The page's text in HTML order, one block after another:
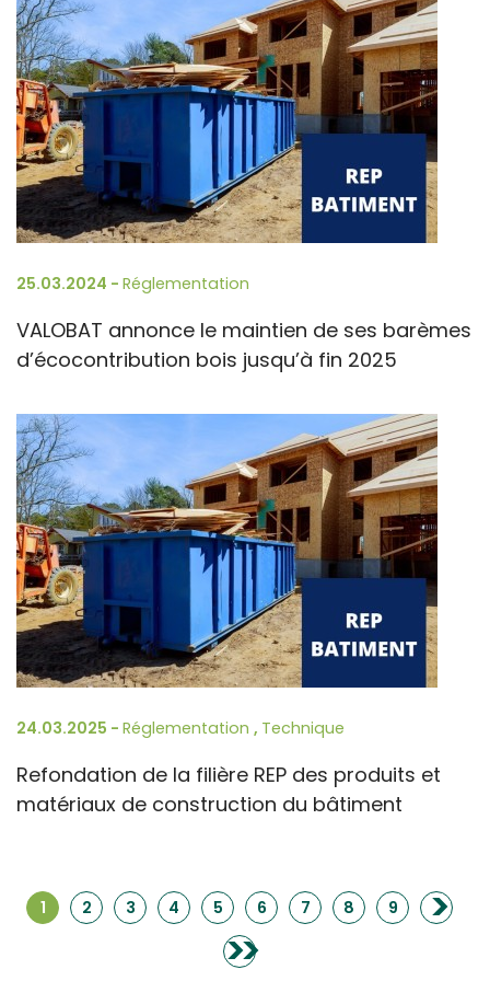
25.03.2024 - Réglementation
VALOBAT annonce le maintien de ses barèmes
d’écocontribution bois jusqu’à fin 2025
24.03.2025 - Réglementation , Technique
Refondation de la filière REP des produits et
matériaux de construction du bâtiment
1 2 3 4 5 6 7 8 9 >
>>